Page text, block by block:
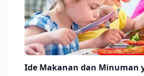
Ide Makanan dan Minuman